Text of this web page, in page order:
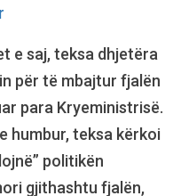
e saj, teksa dhjetëra
për të mbajtur fjalën
para Kryeministrisë.
humbur, teksa kërkoi
politikën
gjithashtu fjalën,